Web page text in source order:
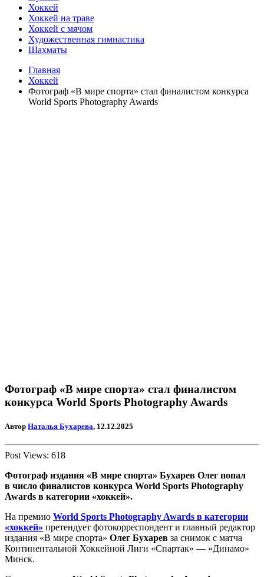
Хоккей
Хоккей на траве
Хоккей с мячом
Художественная гимнастика
Шахматы
Главная
Хоккей
Фотограф «В мире спорта» стал финалистом конкурса
World Sports Photography Awards
Фотограф «В мире спорта» стал финалистом
конкурса World Sports Photography Awards
Автор Наталья Бухарева, 12.12.2025
Post Views: 618
Фотограф издания «В мире спорта» Бухарев Олег попал
в число финалистов конкурса World Sports Photography
Awards в категории «хоккей».
На премию World Sports Photography Awards в категории
«хоккей» претендует фотокорреспондент и главный редактор
издания «В мире спорта» Олег Бухарев за снимок с матча
Континентальной Хоккейной Лиги «Спартак» — «Динамо»
Минск.